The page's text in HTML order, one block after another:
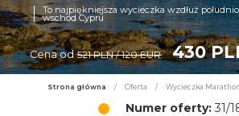
To najpiękniejsza wycieczka wzdłuż
wschód Cypru
Cena od 521 PLN / 120 EUR 430
Strona główna / Oferta / Wycieczka
Numer oferty:31/